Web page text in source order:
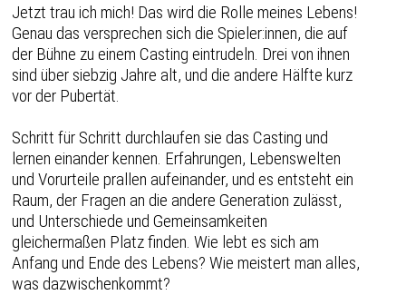
Jetzt trau ich mich! Das wird die Rolle meines Lebens!
Genau das versprechen sich die Spieler:innen, die auf
der Bühne zu einem Casting eintrudeln. Drei von ihnen
sind über siebzig Jahre alt, und die andere Hälfte kurz
vor der Pubertät.
Schritt für Schritt durchlaufen sie das Casting und
lernen einander kennen. Erfahrungen, Lebenswelten
und Vorurteile prallen aufeinander, und es entsteht ein
Raum, der Fragen an die andere Generation zulässt,
und Unterschiede und Gemeinsamkeiten
gleichermaßen Platz finden. Wie lebt es sich am
Anfang und Ende des Lebens? Wie meistert man alles,
was dazwischenkommt?